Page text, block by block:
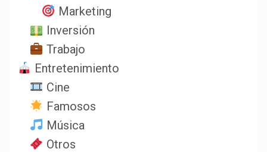
Marketing
Inversión
Trabajo
Entretenimiento
Cine
Famosos
Música
Otros